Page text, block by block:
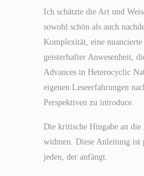
Ich schätzte die Art und
sowohl schön als auch
Komplexität, eine
geisterhafter Anwesenheit,
Advances in Heterocyclic
eigenen Leseerfahrungen
Perspektiven zu introduce.
Die kritische Hingabe an
widmen. Diese Anleitung
jeden, der anfängt.